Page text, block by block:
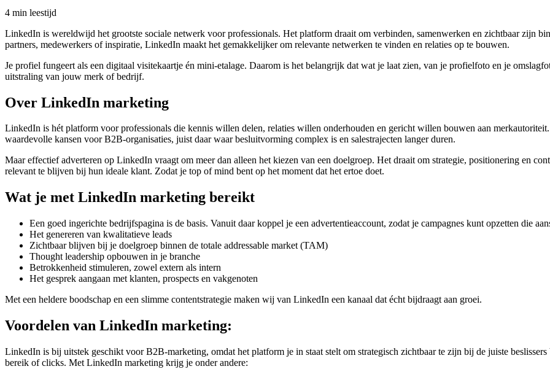
4 min leestijd
LinkedIn is wereldwijd het grootste sociale netwerk voor professionals. Het platform draait om verbinden, samenwerken en zichtbaar zijn
partners, medewerkers of inspiratie, LinkedIn maakt het gemakkelijker om relevante netwerken te vinden en relaties op te bouwen.
Je profiel fungeert als een digitaal visitekaartje én mini-etalage. Daarom is het belangrijk dat wat je laat zien, van je profielfoto en je
uitstraling van jouw merk of bedrijf.
Over LinkedIn marketing
LinkedIn is hét platform voor professionals die kennis willen delen, relaties willen onderhouden en gericht willen bouwen aan
waardevolle kansen voor B2B-organisaties, juist daar waar besluitvorming complex is en salestrajecten langer duren.
Maar effectief adverteren op LinkedIn vraagt om meer dan alleen het kiezen van een doelgroep. Het draait om strategie, positionering en
relevant te blijven bij hun ideale klant. Zodat je top of mind bent op het moment dat het ertoe doet.
Wat je met LinkedIn marketing bereikt
Een goed ingerichte bedrijfspagina is de basis. Vanuit daar koppel je een advertentieaccount, zodat je campagnes kunt opzetten die
Het genereren van kwalitatieve leads
Zichtbaar blijven bij je doelgroep binnen de totale addressable market (TAM)
Thought leadership opbouwen in je branche
Betrokkenheid stimuleren, zowel extern als intern
Het gesprek aangaan met klanten, prospects en vakgenoten
Met een heldere boodschap en een slimme contentstrategie maken wij van LinkedIn een kanaal dat écht bijdraagt aan groei.
Voordelen van LinkedIn marketing:
LinkedIn is bij uitstek geschikt voor B2B-marketing, omdat het platform je in staat stelt om strategisch zichtbaar te zijn bij de juiste
bereik of clicks. Met LinkedIn marketing krijg je onder andere: